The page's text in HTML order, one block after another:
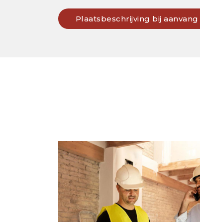
Plaatsbeschrijving bij